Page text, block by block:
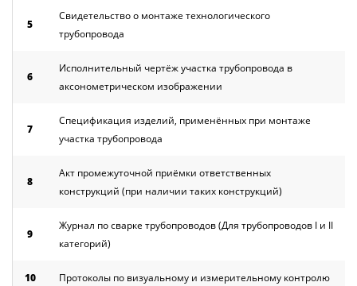
5
Свидетельство о монтаже технологического
трубопровода
6
Исполнительный чертёж участка трубопровода в
аксонометрическом изображении
7
Спецификация изделий, применённых при монтаже
участка трубопровода
8
Акт промежуточной приёмки ответственных
конструкций (при наличии таких конструкций)
9
Журнал по сварке трубопроводов (Для трубопроводов I и II
категорий)
10 Протоколы по визуальному и измерительному контролю